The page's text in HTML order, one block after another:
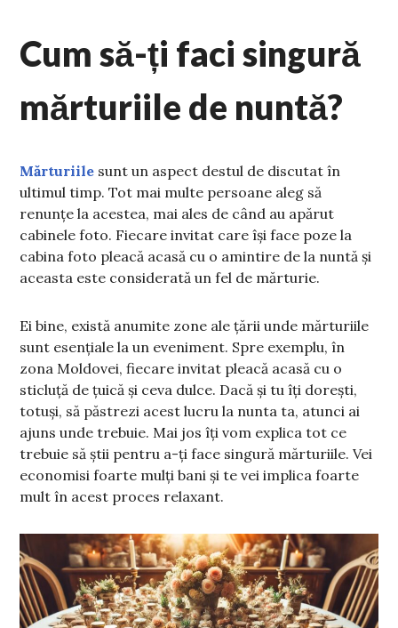
Cum să-ți faci singură
mărturiile de nuntă?
Mărturiile sunt un aspect destul de discutat în
ultimul timp. Tot mai multe persoane aleg să
renunțe la acestea, mai ales de când au apărut
cabinele foto. Fiecare invitat care își face poze la
cabina foto pleacă acasă cu o amintire de la nuntă și
aceasta este considerată un fel de mărturie.
Ei bine, există anumite zone ale țării unde mărturiile
sunt esențiale la un eveniment. Spre exemplu, în
zona Moldovei, fiecare invitat pleacă acasă cu o
sticluță de țuică și ceva dulce. Dacă și tu îți dorești,
totuși, să păstrezi acest lucru la nunta ta, atunci ai
ajuns unde trebuie. Mai jos îți vom explica tot ce
trebuie să știi pentru a-ți face singură mărturiile. Vei
economisi foarte mulți bani și te vei implica foarte
mult în acest proces relaxant.